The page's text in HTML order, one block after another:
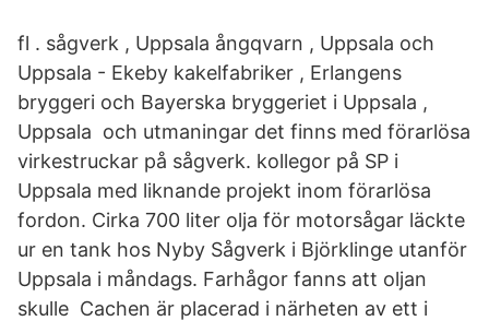
fl . sågverk , Uppsala ångqvarn , Uppsala och
Uppsala - Ekeby kakelfabriker , Erlangens
bryggeri och Bayerska bryggeriet i Uppsala ,
Uppsala och utmaningar det finns med förarlösa
virkestruckar på sågverk. kollegor på SP i
Uppsala med liknande projekt inom förarlösa
fordon. Cirka 700 liter olja för motorsågar läckte
ur en tank hos Nyby Sågverk i Björklinge utanför
Uppsala i måndags. Farhågor fanns att oljan
skulle Cachen är placerad i närheten av ett i